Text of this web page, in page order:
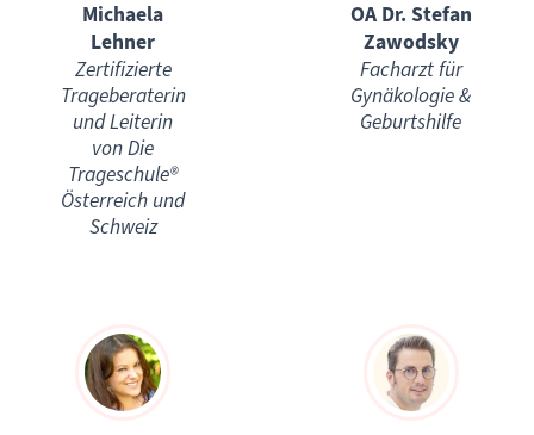
Michaela
Lehner
Zertifizierte
Trageberaterin
und Leiterin
von Die
Trageschule®
Österreich und
Schweiz
OA Dr. Stefan
Zawodsky
Facharzt für
Gynäkologie &
Geburtshilfe